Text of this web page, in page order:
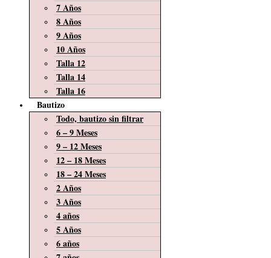
7 Años
8 Años
9 Años
10 Años
Talla 12
Talla 14
Talla 16
Bautizo
Todo, bautizo sin filtrar
6 – 9 Meses
9 – 12 Meses
12 – 18 Meses
18 – 24 Meses
2 Años
3 Años
4 años
5 Años
6 años